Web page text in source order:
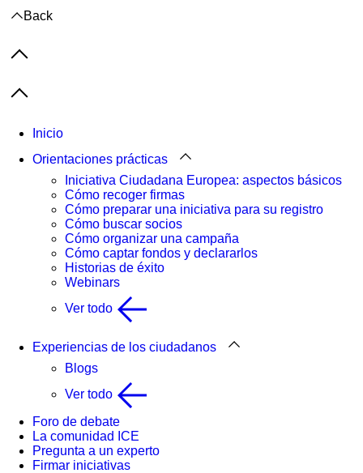
Back
Previous items
Next items
Inicio
Orientaciones prácticas
Iniciativa Ciudadana Europea: aspectos básicos
Cómo recoger firmas
Cómo preparar una iniciativa para su registro
Cómo buscar socios
Cómo organizar una campaña
Cómo captar fondos y declararlos
Historias de éxito
Webinars
Ver todo
Experiencias de los ciudadanos
Blogs
Ver todo
Foro de debate
La comunidad ICE
Pregunta a un experto
Firmar iniciativas